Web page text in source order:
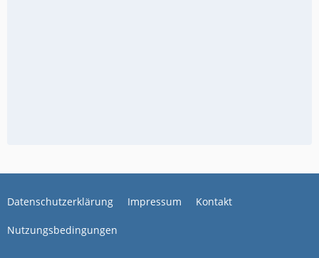
Datenschutzerklärung Impressum Kontakt
Nutzungsbedingungen